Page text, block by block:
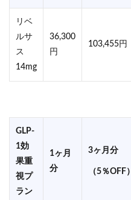
リベ
ルサ
ス
14mg
36,300
円
103,455円
GLP-
1効
果重
視プ
ラン
1ヶ月
分
3ヶ月分
（5％OFF）